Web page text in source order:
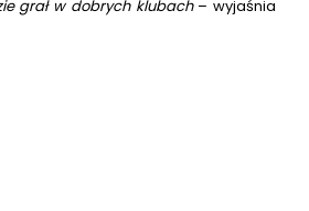
grał w dobrych klubach – wyjaśnia